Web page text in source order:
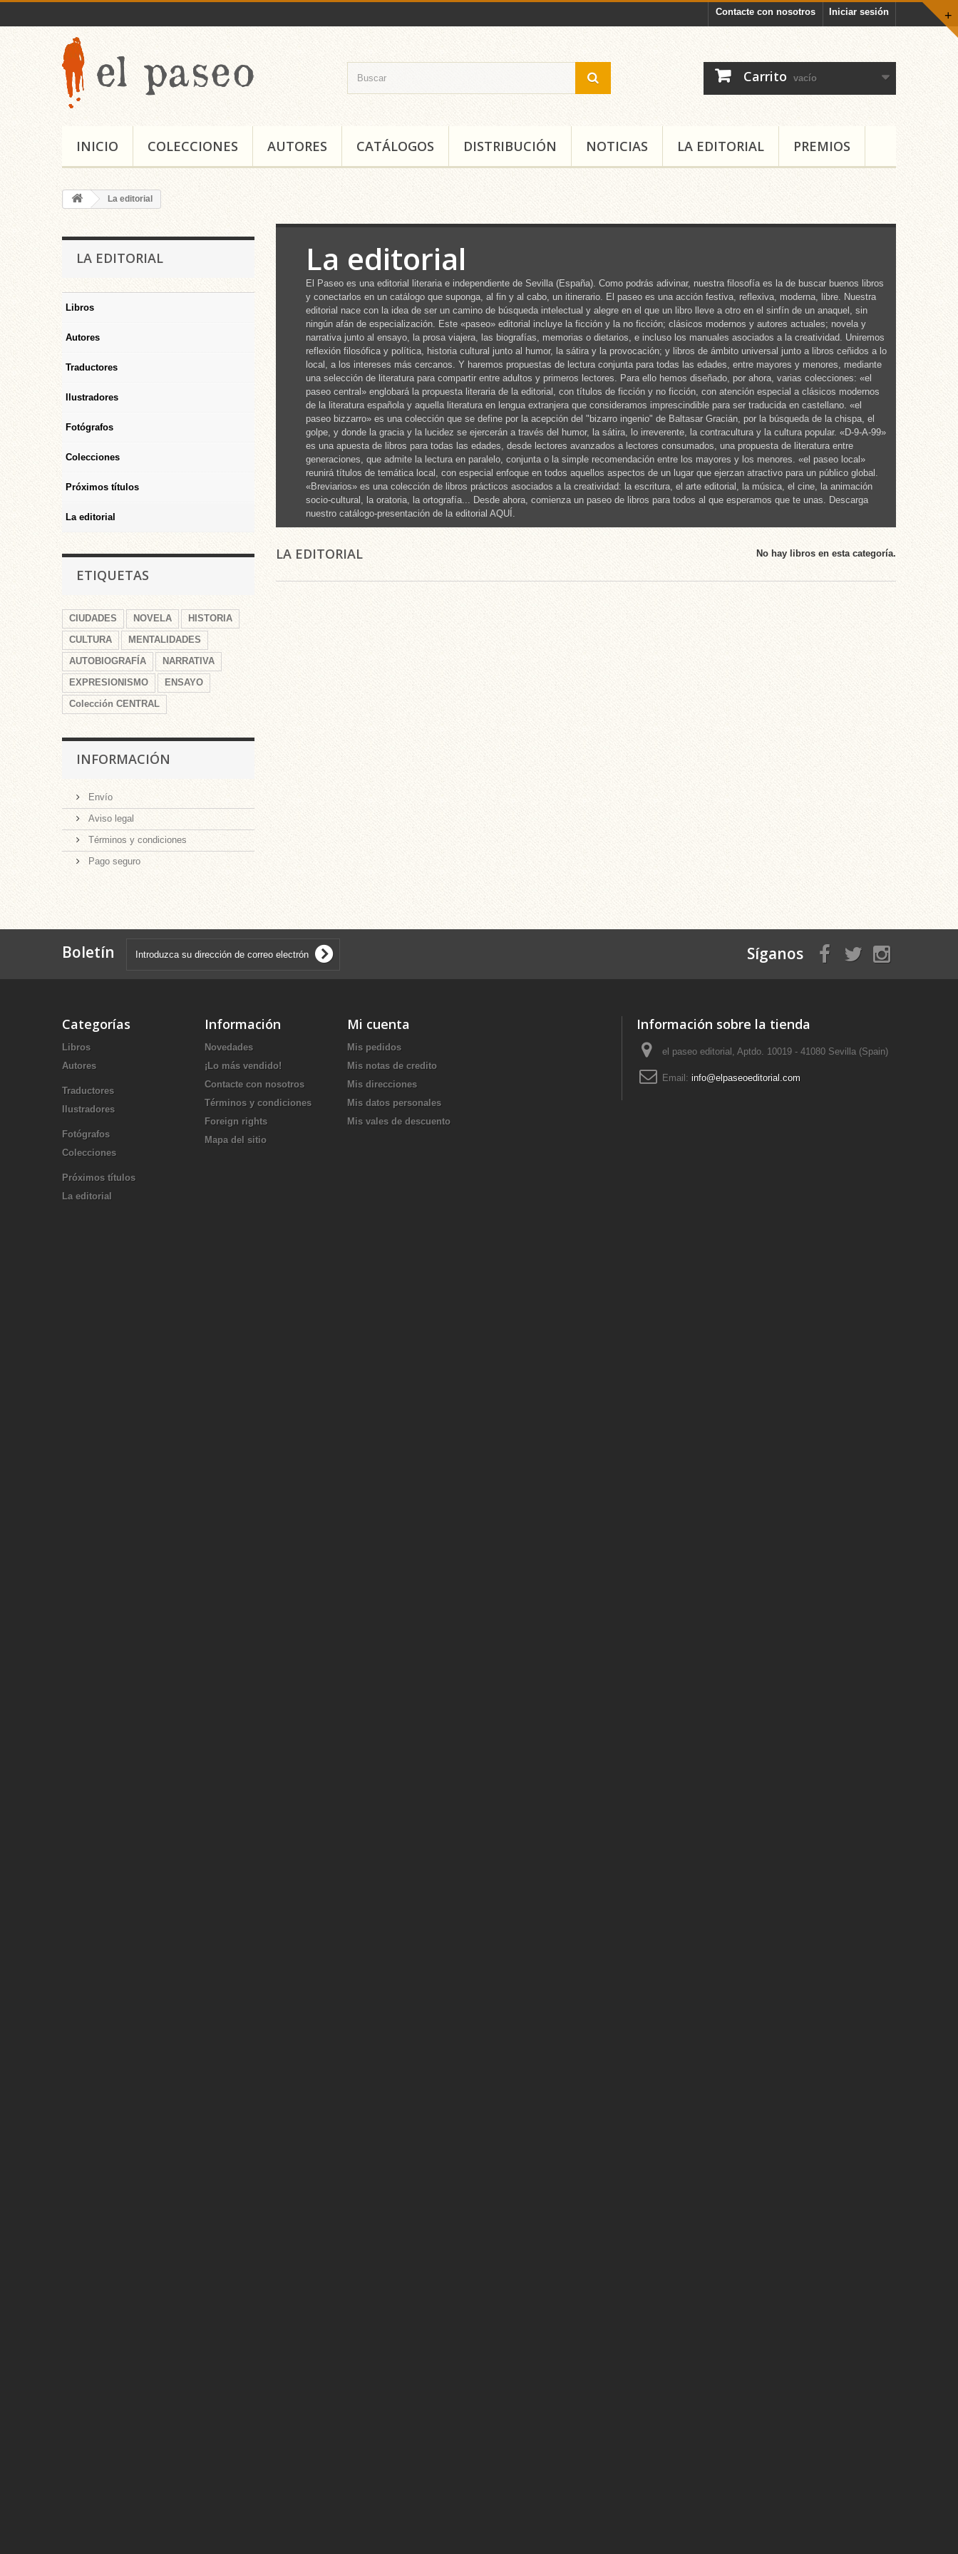
+
Iniciar sesión
Contacte con nosotros
Carrito vacío
INICIO COLECCIONES AUTORES CATÁLOGOS DISTRIBUCIÓN NOTICIAS LA EDITORIAL PREMIOS
La editorial
LA EDITORIAL
Libros
Autores
Traductores
Ilustradores
Fotógrafos
Colecciones
Próximos títulos
La editorial
ETIQUETAS
CIUDADES NOVELA
HISTORIA
CULTURA
MENTALIDADES
AUTOBIOGRAFÍA
NARRATIVA
EXPRESIONISMO
ENSAYO
Colección CENTRAL
INFORMACIÓN
Envío
Aviso legal
Términos y condiciones
Pago seguro
La editorial
El Paseo es una editorial literaria e independiente de Sevilla (España). Como podrás adivinar, nuestra filosofía es la de buscar buenos libros
y conectarlos en un catálogo que suponga, al fin y al cabo, un itinerario. El paseo es una acción festiva, reflexiva, moderna, libre. Nuestra
editorial nace con la idea de ser un camino de búsqueda intelectual y alegre en el que un libro lleve a otro en el sinfín de un anaquel, sin
ningún afán de especialización. Este «paseo» editorial incluye la ficción y la no ficción; clásicos modernos y autores actuales; novela y
narrativa junto al ensayo, la prosa viajera, las biografías, memorias o dietarios, e incluso los manuales asociados a la creatividad. Uniremos
reflexión filosófica y política, historia cultural junto al humor, la sátira y la provocación; y libros de ámbito universal junto a libros ceñidos a lo
local, a los intereses más cercanos. Y haremos propuestas de lectura conjunta para todas las edades, entre mayores y menores, mediante
una selección de literatura para compartir entre adultos y primeros lectores. Para ello hemos diseñado, por ahora, varias colecciones: «el
paseo central» englobará la propuesta literaria de la editorial, con títulos de ficción y no ficción, con atención especial a clásicos modernos
de la literatura española y aquella literatura en lengua extranjera que consideramos imprescindible para ser traducida en castellano. «el
paseo bizzarro» es una colección que se define por la acepción del "bizarro ingenio" de Baltasar Gracián, por la búsqueda de la chispa, el
golpe, y donde la gracia y la lucidez se ejercerán a través del humor, la sátira, lo irreverente, la contracultura y la cultura popular. «D-9-A-99»
es una apuesta de libros para todas las edades, desde lectores avanzados a lectores consumados, una propuesta de literatura entre
generaciones, que admite la lectura en paralelo, conjunta o la simple recomendación entre los mayores y los menores. «el paseo local»
reunirá títulos de temática local, con especial enfoque en todos aquellos aspectos de un lugar que ejerzan atractivo para un público global.
«Breviarios» es una colección de libros prácticos asociados a la creatividad: la escritura, el arte editorial, la música, el cine, la animación
socio-cultural, la oratoria, la ortografía... Desde ahora, comienza un paseo de libros para todos al que esperamos que te unas. Descarga
nuestro catálogo-presentación de la editorial AQUÍ.
LA EDITORIAL No hay libros en esta categoría.
Boletín Síganos
Categorías
Libros
Autores
Traductores
Ilustradores
Fotógrafos
Colecciones
Próximos títulos
La editorial
Información
Novedades
¡Lo más vendido!
Contacte con nosotros
Términos y condiciones
Foreign rights
Mapa del sitio
Mi cuenta
Mis pedidos
Mis notas de credito
Mis direcciones
Mis datos personales
Mis vales de descuento
Información sobre la tienda
el paseo editorial, Aptdo. 10019 - 41080 Sevilla (Spain)
Email: info@elpaseoeditorial.com